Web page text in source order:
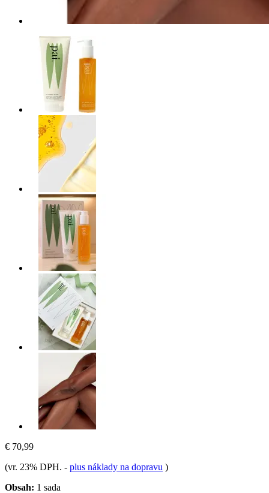
€ 70,99
(vr. 23% DPH. - plus náklady na dopravu )
Obsah: 1 sada